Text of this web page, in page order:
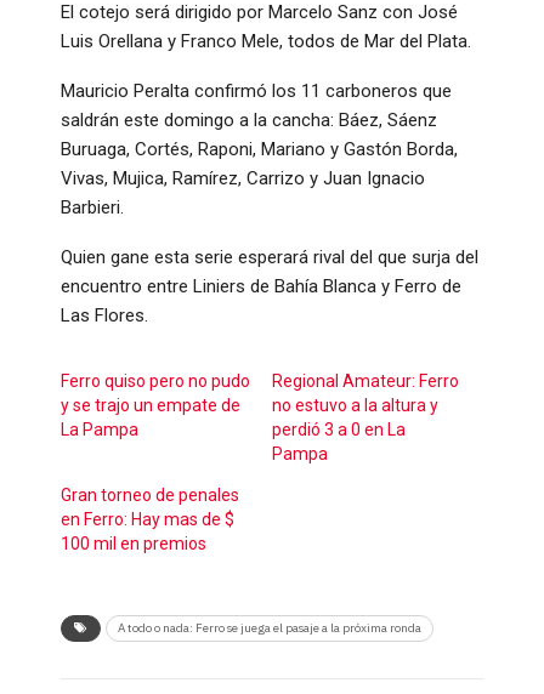
El cotejo será dirigido por Marcelo Sanz con José
Luis Orellana y Franco Mele, todos de Mar del Plata.
Mauricio Peralta confirmó los 11 carboneros que
saldrán este domingo a la cancha: Báez, Sáenz
Buruaga, Cortés, Raponi, Mariano y Gastón Borda,
Vivas, Mujica, Ramírez, Carrizo y Juan Ignacio
Barbieri.
Quien gane esta serie esperará rival del que surja del
encuentro entre Liniers de Bahía Blanca y Ferro de
Las Flores.
Ferro quiso pero no pudo
y se trajo un empate de
La Pampa
Regional Amateur: Ferro
no estuvo a la altura y
perdió 3 a 0 en La
Pampa
Gran torneo de penales
en Ferro: Hay mas de $
100 mil en premios
A todo o nada: Ferro se juega el pasaje a la próxima ronda